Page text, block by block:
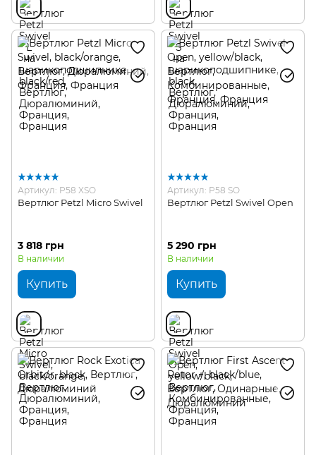
Артикул: P58 XSO
Вертлюг Petzl Micro Swivel
3 818 грн
В наличии
Купить
Артикул: P58 SO
Вертлюг Petzl Swivel Open
5 290 грн
В наличии
Купить